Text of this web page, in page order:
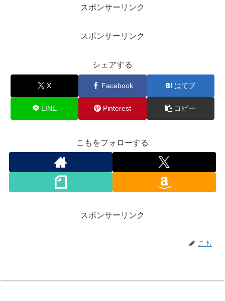
スポンサーリンク
スポンサーリンク
シェアする
X Facebook はてブ
LINE Pinterest コピー
こもをフォローする
スポンサーリンク
こも